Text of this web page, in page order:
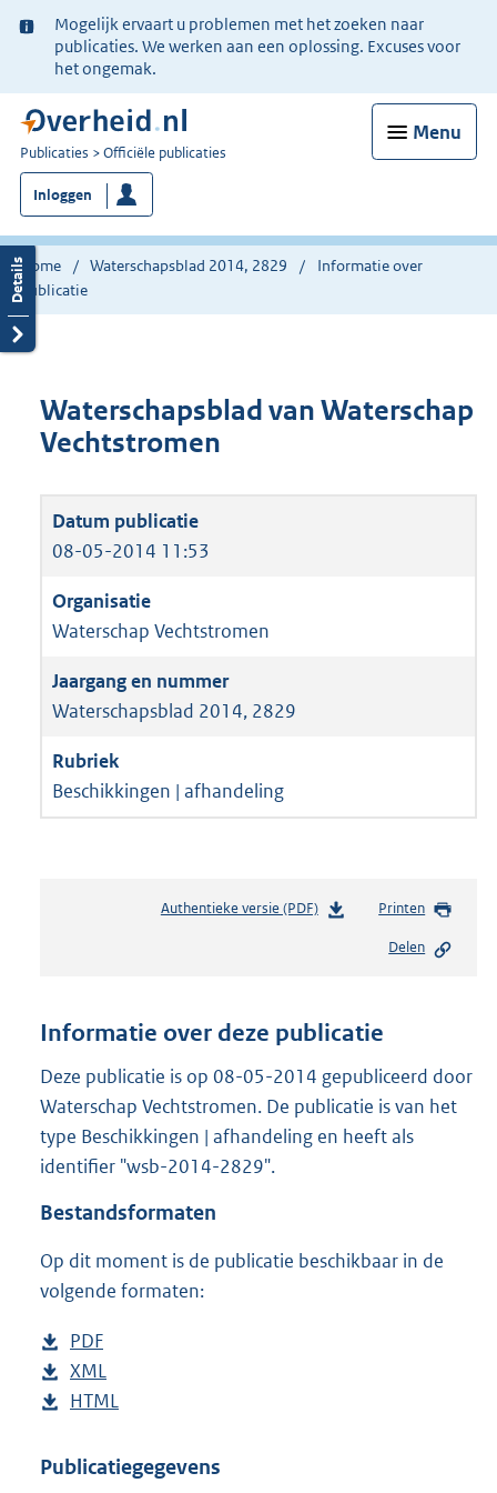
Ter
informatie:
Mogelijk ervaart u problemen met het zoeken naar
publicaties. We werken aan een oplossing. Excuses voor
het ongemak.
Menu
U
bent
nu
hier:
Publicaties Officiële publicaties
Inloggen
Home Waterschapsblad 2014, 2829
Informatie over
publicatie
Waterschapsblad van Waterschap
Vechtstromen
08-05-2014 11:53
Waterschap Vechtstromen
Waterschapsblad 2014, 2829
Beschikkingen | afhandeling
Authentieke versie (PDF)b
n
s
g
r
o
:
Printen
Delen
Informatie over deze publicatie
Deze publicatie is op 08-05-2014 gepubliceerd door
Waterschap Vechtstromen. De publicatie is van het
type Beschikkingen | afhandeling en heeft als
identifier "wsb-2014-2829".
Bestandsformaten
Op dit moment is de publicatie beschikbaar in de
volgende formaten:
D
o
w
l
PDF
e
s
a
D
o
n
XML
e
t
D
w
HTML
s
Publicatiegegevens